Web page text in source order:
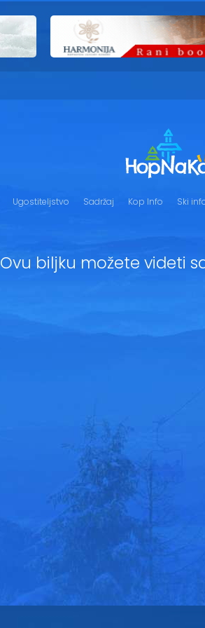
Ugostiteljstvo Sadržaj Kop Info Ski
Ovu biljku možete videti